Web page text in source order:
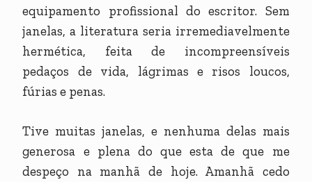
equipamento profissional do escritor. Sem
janelas, a literatura seria irremediavelmente
hermética, feita de incompreensíveis
pedaços de vida, lágrimas e risos loucos,
fúrias e penas.
Tive muitas janelas, e nenhuma delas mais
generosa e plena do que esta de que me
despeço na manhã de hoje. Amanhã cedo